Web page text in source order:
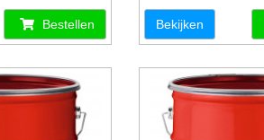
Bestellen Bekijken